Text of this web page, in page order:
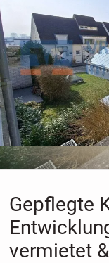
vorheriges Bild
Gepflegte
vermietet